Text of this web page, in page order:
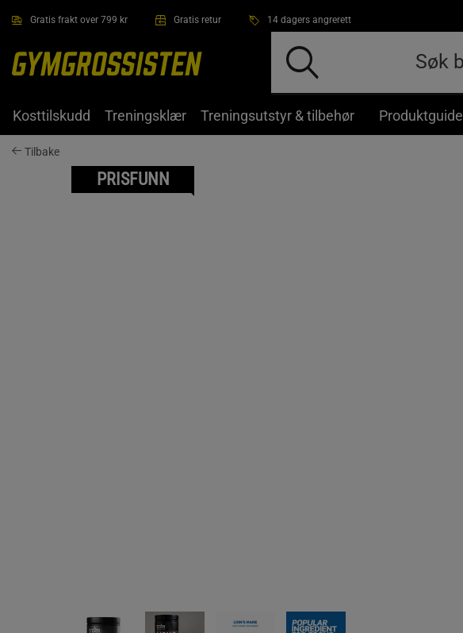
Gratis frakt over 799 kr Gratis retur 14 dagers angrerett
Kosttilskudd Treningsklær Treningsutstyr & tilbehør Produktguide
Tilbake
PRISFUNN